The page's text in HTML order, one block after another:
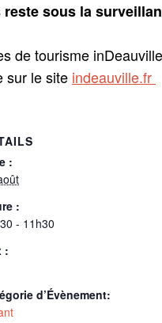
sous la
de tourisme
sur le site indeauville.fr
:
:
- 11h30
:
d’Évènement: